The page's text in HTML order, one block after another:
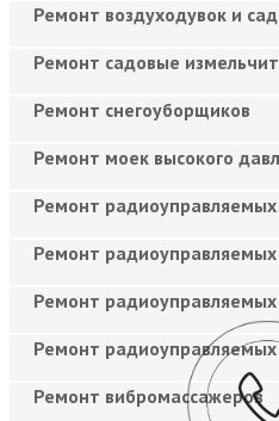
Ремонт воздуходувок и
Ремонт садовые
Ремонт снегоуборщиков
Ремонт моек высокого
Ремонт
Ремонт радиоуправляемых
Ремонт
Ремонт радиоуправляемых
Ремонт вибромассажеров